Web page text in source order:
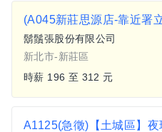
(A045新莊思源店-靠近署
鬍鬚張股份有限公司
新北市-新莊區
時薪 196 至 312 元
A1125(急徵)【土城區】夜